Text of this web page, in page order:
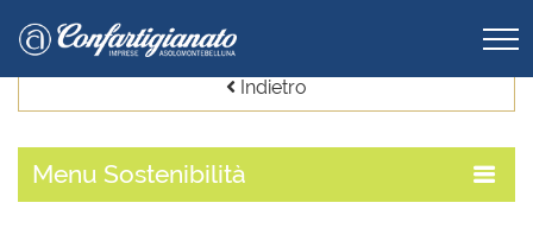
Indietro
Menu Sostenibilità